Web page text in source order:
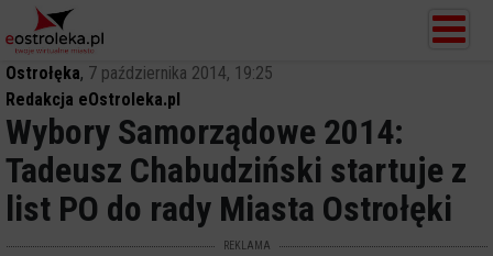
Ostrołęka, 7 października 2014, 19:25
Redakcja eOstroleka.pl
Wybory Samorządowe 2014:
Tadeusz Chabudziński startuje z
list PO do rady Miasta Ostrołęki
REKLAMA